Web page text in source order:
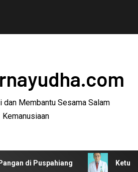
dan Membantu Sesama Salam
Kemanusiaan
Ketua MKEK IDI